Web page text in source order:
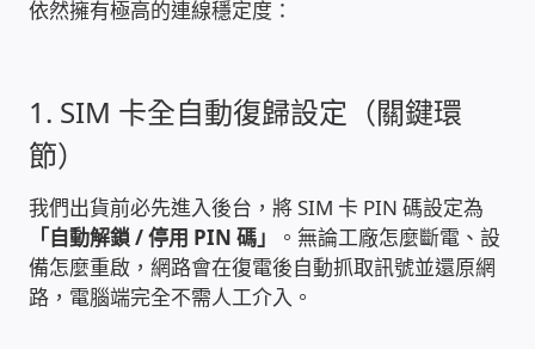
飛碟 不斷電 UPS / 穩壓器 AVR
USB隨插即用視訊攝影機
數位廣告看板播放器
依然擁有極高的連線穩定度：
1. SIM 卡全自動復歸設定（關鍵環
節）
我們出貨前必先進入後台，將 SIM 卡 PIN 碼設定為
「自動解鎖 / 停用 PIN 碼」
。無論工廠怎麼斷電、設
備怎麼重啟，網路會在復電後自動抓取訊號並還原網
路，電腦端完全不需人工介入。